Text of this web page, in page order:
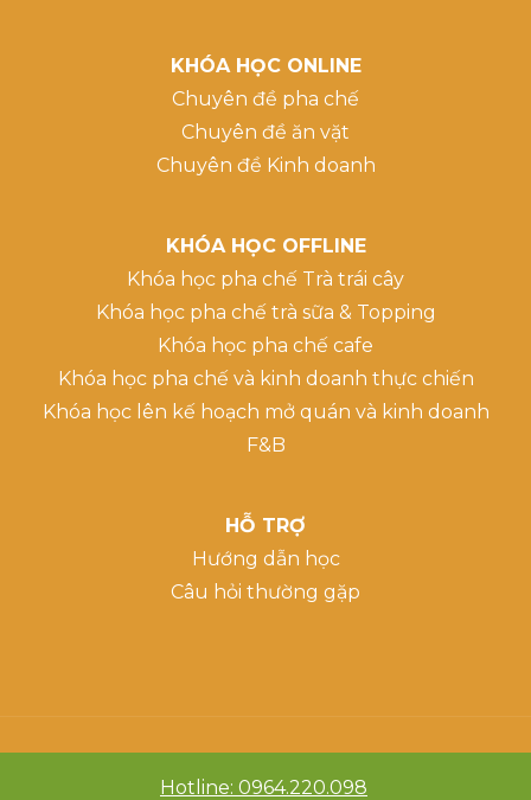
KHÓA HỌC ONLINE
Chuyên đề pha chế
Chuyên đề ăn vặt
Chuyên đề Kinh doanh
KHÓA HỌC OFFLINE
Khóa học pha chế Trà trái cây
Khóa học pha chế trà sữa & Topping
Khóa học pha chế cafe
Khóa học pha chế và kinh doanh thực chiến
Khóa học lên kế hoạch mở quán và kinh doanh
F&B
HỖ TRỢ
Hướng dẫn học
Câu hỏi thường gặp
Hotline: 0964.220.098